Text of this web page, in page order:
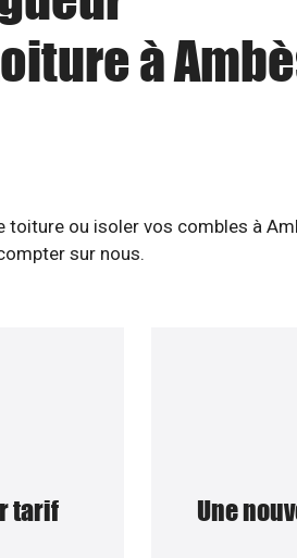
à
toiture ou isoler vos combles à
sur nous.
tarif Une